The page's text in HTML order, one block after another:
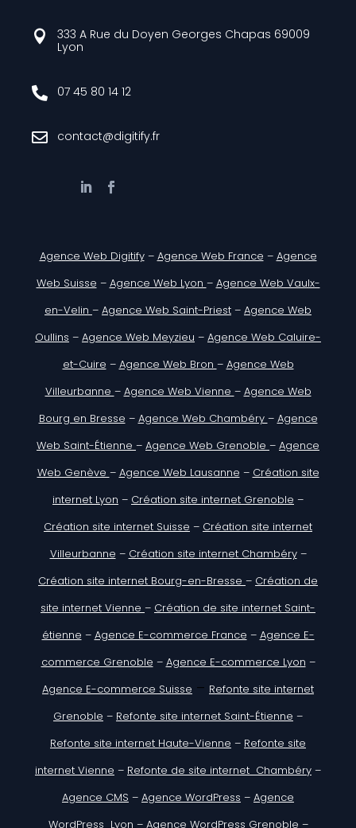

333 A Rue du Doyen Georges Chapas 69009
Lyon
 07 45 80 14 12
 contact@digitify.fr
Agence Web Digitify– Agence Web France – Agence
Web Suisse – Agence Web Lyon – Agence Web Vaulx-
en-Velin – Agence Web Saint-Priest – Agence Web
Oullins – Agence Web Meyzieu – Agence Web Caluire-
et-Cuire – Agence Web Bron – Agence Web
Villeurbanne – Agence Web Vienne – Agence Web
Bourg en Bresse – Agence Web Chambéry – Agence
Web Saint-Étienne – Agence Web Grenoble – Agence
Web Genève – Agence Web Lausanne – Création site
internet Lyon – Création site internet Grenoble –
Création site internet Suisse – Création site internet
Villeurbanne – Création site internet Chambéry–
Création site internet Bourg-en-Bresse – Création de
site internet Vienne – Création de site internet Saint-
étienne – Agence E-commerce France – Agence E-
commerce Grenoble – Agence E-commerce Lyon –
Agence E-commerce Suisse – Refonte site internet
Grenoble – Refonte site internet Saint-Étienne –
Refonte site internet Haute-Vienne – Refonte site
internet Vienne – Refonte de site internet Chambéry –
Agence CMS – Agence WordPress – Agence
WordPress Lyon – Agence WordPress Grenoble –